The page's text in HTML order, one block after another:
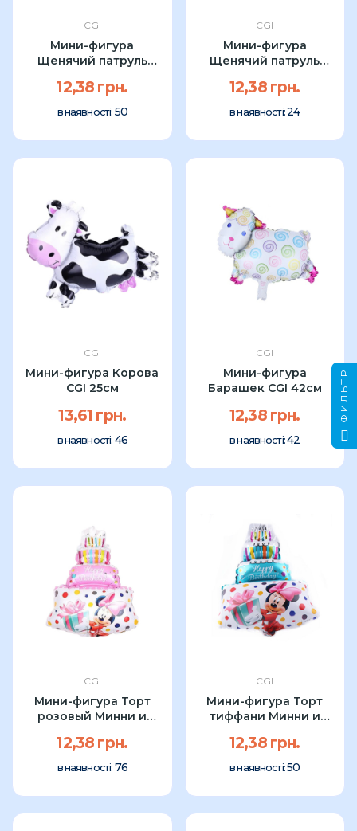
CGI
Мини-фигура
Щенячий патруль
12,38 грн.
в наявності: 50
CGI
Мини-фигура
Щенячий патруль
12,38 грн.
в наявності:24
CGI
Мини-фигура Корова
CGI 25см
13,61 грн.
в наявності: 46
CGI
Мини-фигура
Барашек CGI 42см
12,38 грн.
в наявності:42
CGI
Мини-фигура Торт
розовый Минни и
12,38 грн.
в наявності: 76
CGI
Мини-фигура Торт
тиффани Минни и
12,38 грн.
в наявності:50
ФИЛЬТР